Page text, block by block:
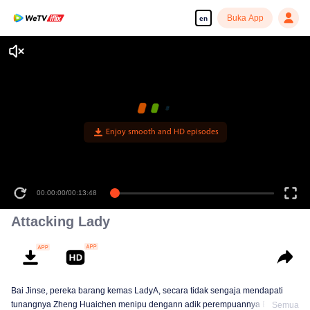
en Buka App
Enjoy smooth and HD episodes
00:00:00/00:13:48
Attacking Lady
Bai Jinse, pereka barang kemas LadyA, secara tidak sengaja mendapati
tunangnya Zheng Huaichen menipu dengann adik perempuannya BaiSemua